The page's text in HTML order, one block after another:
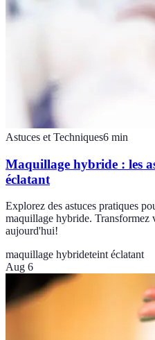
Astuces et Techniques6 min
Maquillage hybride : les
éclatant
Explorez des astuces pratiques
maquillage hybride. Transformez
aujourd'hui!
maquillage hybrideteint éclatant
Aug 6